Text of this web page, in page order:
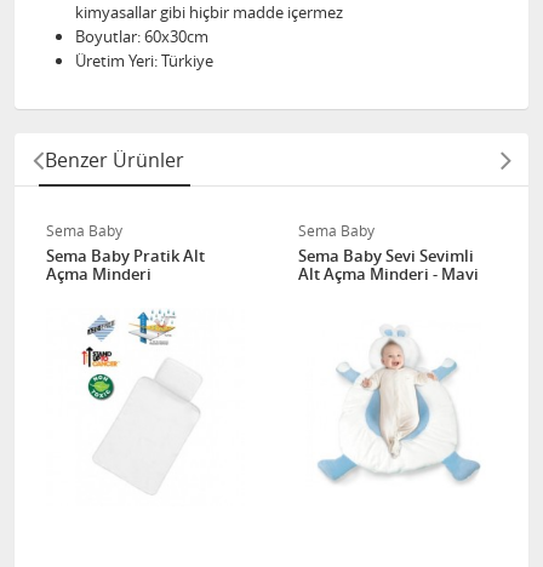
kimyasallar gibi hiçbir madde içermez
Boyutlar: 60x30cm
Üretim Yeri: Türkiye
Benzer Ürünler
Sema Baby
Sema Baby Pratik Alt
Açma Minderi
Sema Baby
Sema Baby Sevi Sevimli
Alt Açma Minderi - Mavi